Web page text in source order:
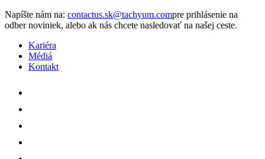
Napíšte nám na:
pre prihlásenie na
odber noviniek, alebo ak nás chcete nasledovať na našej ceste.
Kariéra
Médiá
Kontakt